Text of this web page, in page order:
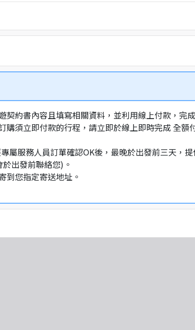
約書內容且填寫相關資料，並利用線上付款，完
須立即付款的行程，請立即於線上即時完成 全額
屬服務人員訂單確認OK後，最晚於出發前三天，
出發前聯絡您)。
到您指定寄送地址。